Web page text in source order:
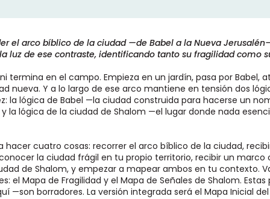
el arco bíblico de la ciudad —de Babel a la Nueva
luz de ese contraste, identificando tanto su fragilidad como
termina en el campo. Empieza en un jardín, pasa por Babel,
nueva. Y a lo largo de ese arco mantiene en tensión dos
la lógica de Babel —la ciudad construida para hacerse un
la lógica de la ciudad de Shalom —el lugar donde nada
hacer cuatro cosas: recorrer el arco bíblico de la ciudad,
la ciudad frágil en tu propio territorio, recibir un marco
de Shalom, y empezar a mapear ambos en tu contexto.
el Mapa de Fragilidad y el Mapa de Señales de Shalom. Estas
—son borradores. La versión integrada será el Mapa Inicial